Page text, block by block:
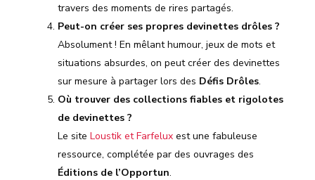
travers des moments de rires partagés.
Peut-on créer ses propres devinettes drôles ?
Absolument ! En mêlant humour, jeux de mots et
situations absurdes, on peut créer des devinettes
sur mesure à partager lors des Défis Drôles.
Où trouver des collections fiables et rigolotes
de devinettes ?
Le site Loustik et Farfelux est une fabuleuse
ressource, complétée par des ouvrages des
Éditions de l’Opportun.